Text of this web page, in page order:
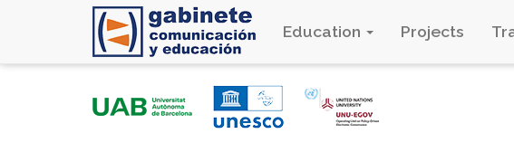
Education Projects